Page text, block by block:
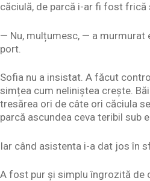
căciulă, de parcă i-ar fi fost frică
— Nu, mulțumesc, — a murmurat
port.
Sofia nu a insistat. A făcut
simțea cum neliniștea crește.
tresărea ori de câte ori căciula
parcă ascundea ceva teribil sub
Iar când asistenta i-a dat jos în
A fost pur și simplu îngrozită de